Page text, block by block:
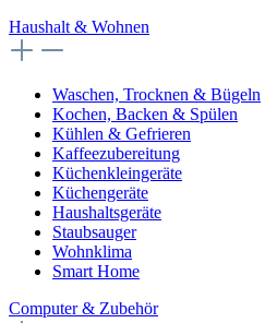
Haushalt & Wohnen
Waschen, Trocknen & Bügeln
Kochen, Backen & Spülen
Kühlen & Gefrieren
Kaffeezubereitung
Küchenkleingeräte
Küchengeräte
Haushaltsgeräte
Staubsauger
Wohnklima
Smart Home
Computer & Zubehör